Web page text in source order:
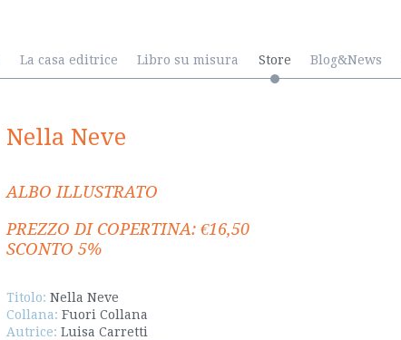
La casa editrice Libro su misura Store Blog&News
Nella Neve
ALBO ILLUSTRATO
PREZZO DI COPERTINA: €16,50
SCONTO 5%
Titolo: Nella Neve
Collana: Fuori Collana
Autrice: Luisa Carretti